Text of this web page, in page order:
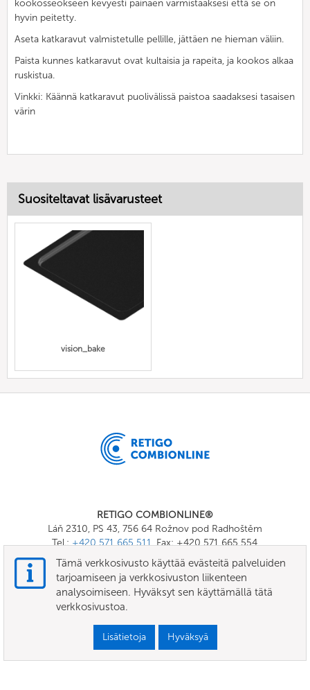
kookosseokseen kevyesti painaen varmistaaksesi että se on
hyvin peitetty.
Aseta katkaravut valmistetulle pellille, jättäen ne hieman väliin.
Paista kunnes katkaravut ovat kultaisia ja rapeita, ja kookos alkaa
ruskistua.
Vinkki: Käännä katkaravut puolivälissä paistoa saadaksesi tasaisen
värin
Suositeltavat lisävarusteet
vision_bake
RETIGO COMBIONLINE®
Láň 2310, PS 43, 756 64 Rožnov pod Radhoštěm
Tel.:+420 571 665 511, Fax: +420 571 665 554
E-mail:
info@combionline.com
OnlineMenu
KÄYTTÖEHDOT
Tämä verkkosivusto käyttää evästeitä palveluiden
tarjoamiseen ja verkkosivuston liikenteen
analysoimiseen. Hyväksyt sen käyttämällä tätä
verkkosivustoa.
Lisätietoja Hyväksyä